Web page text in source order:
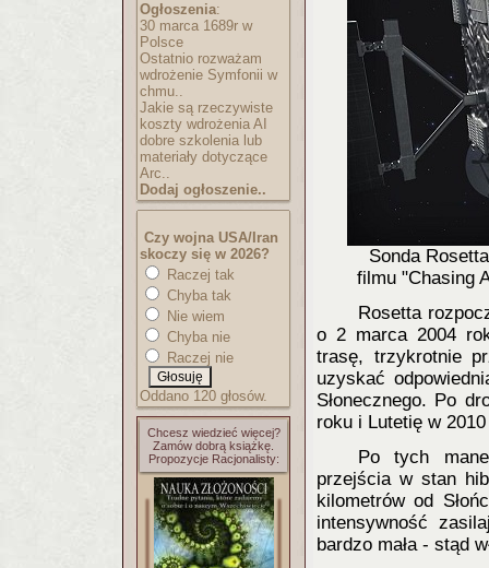
Ogłoszenia:
30 marca 1689r w
Polsce
Ostatnio rozważam
wdrożenie Symfonii w
chmu..
Jakie są rzeczywiste
koszty wdrożenia AI
dobre szkolenia lub
materiały dotyczące
Arc..
Dodaj ogłoszenie..
Czy wojna USA/Iran
skoczy się w 2026?
Raczej tak
Chyba tak
Nie wiem
Chyba nie
Raczej nie
Oddano 120 głosów.
Chcesz wiedzieć więcej?
Zamów dobrą książkę.
Propozycje Racjonalisty:
Sonda
filmu "Chasing
Rosetta
o 2 marca 2004
trasę, trzykrotnie
uzyskać
Słonecznego. Po
roku i Lutetię w
Po tych
przejścia w stan
kilometrów od
intensywność
bardzo mała - stąd